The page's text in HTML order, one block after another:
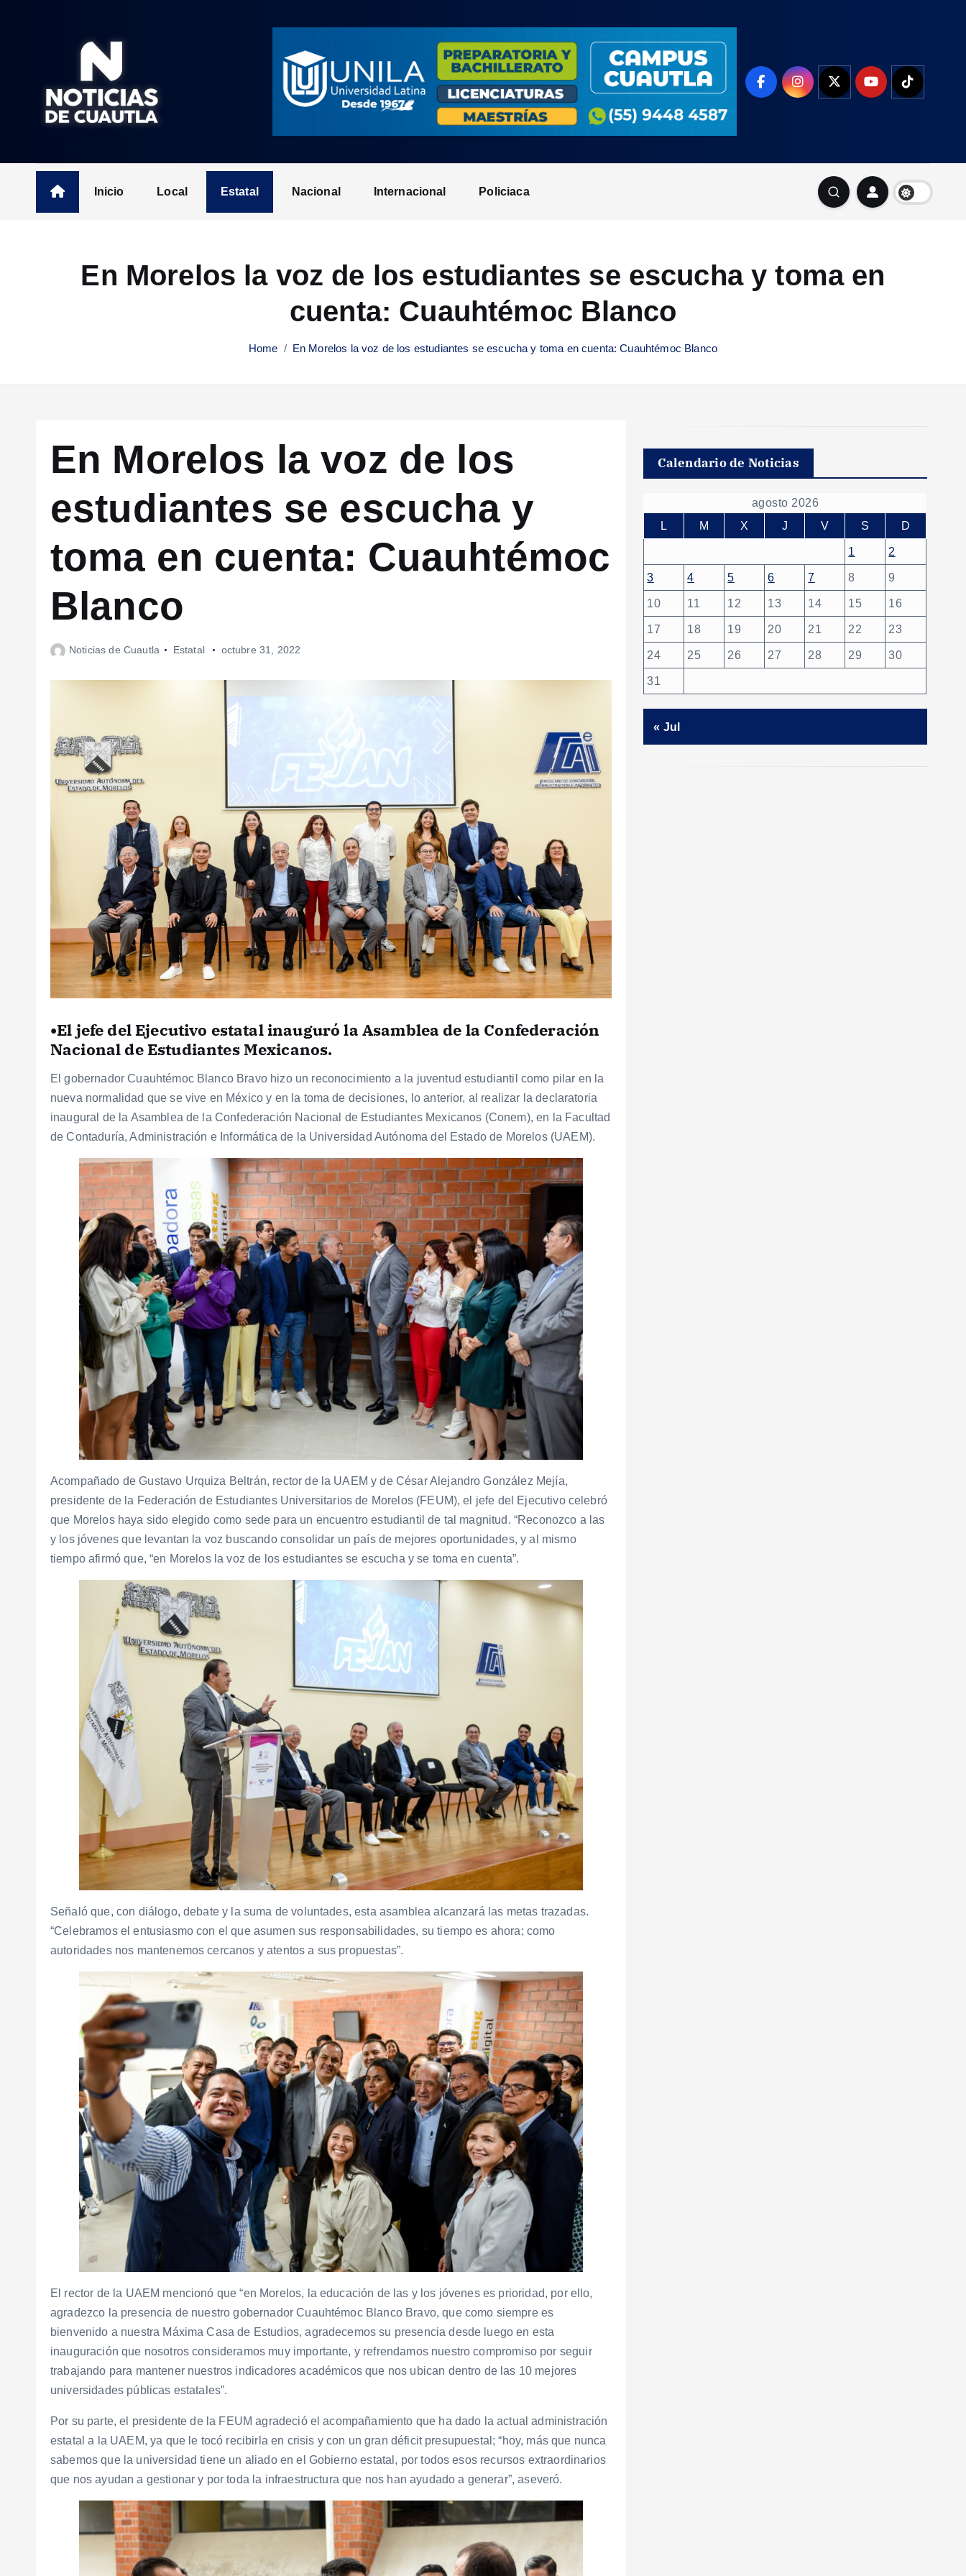
n
Inicio Local Estatal Nacional Internacional Policiaca
En Morelos la voz de los estudiantes se escucha y toma en
cuenta: Cuauhtémoc Blanco
Home En Morelos la voz de los estudiantes se escucha y toma en cuenta: Cuauhtémoc Blanco
En Morelos la voz de los
estudiantes se escucha y
toma en cuenta: Cuauhtémoc
Blanco
Noticias de Cuautla Estatal octubre 31, 2022
•El jefe del Ejecutivo estatal inauguró la Asamblea de la Confederación
Nacional de Estudiantes Mexicanos.
El gobernador Cuauhtémoc Blanco Bravo hizo un reconocimiento a la juventud estudiantil como pilar en la
nueva normalidad que se vive en México y en la toma de decisiones, lo anterior, al realizar la declaratoria
inaugural de la Asamblea de la Confederación Nacional de Estudiantes Mexicanos (Conem), en la Facultad
de Contaduría, Administración e Informática de la Universidad Autónoma del Estado de Morelos (UAEM).
Acompañado de Gustavo Urquiza Beltrán, rector de la UAEM y de César Alejandro González Mejía,
presidente de la Federación de Estudiantes Universitarios de Morelos (FEUM), el jefe del Ejecutivo celebró
que Morelos haya sido elegido como sede para un encuentro estudiantil de tal magnitud. “Reconozco a las
y los jóvenes que levantan la voz buscando consolidar un país de mejores oportunidades, y al mismo
tiempo afirmó que, “en Morelos la voz de los estudiantes se escucha y se toma en cuenta”.
Señaló que, con diálogo, debate y la suma de voluntades, esta asamblea alcanzará las metas trazadas.
“Celebramos el entusiasmo con el que asumen sus responsabilidades, su tiempo es ahora; como
autoridades nos mantenemos cercanos y atentos a sus propuestas”.
El rector de la UAEM mencionó que “en Morelos, la educación de las y los jóvenes es prioridad, por ello,
agradezco la presencia de nuestro gobernador Cuauhtémoc Blanco Bravo, que como siempre es
bienvenido a nuestra Máxima Casa de Estudios, agradecemos su presencia desde luego en esta
inauguración que nosotros consideramos muy importante, y refrendamos nuestro compromiso por seguir
trabajando para mantener nuestros indicadores académicos que nos ubican dentro de las 10 mejores
universidades públicas estatales”.
Por su parte, el presidente de la FEUM agradeció el acompañamiento que ha dado la actual administración
estatal a la UAEM, ya que le tocó recibirla en crisis y con un gran déficit presupuestal; “hoy, más que nunca
sabemos que la universidad tiene un aliado en el Gobierno estatal, por todos esos recursos extraordinarios
que nos ayudan a gestionar y por toda la infraestructura que nos han ayudado a generar”, aseveró.
Calendario de Noticias
agosto 2026
L
M X J V S D
1 2
3 4 5 6 7 8 9
10 11 12 13 14 15 16
17 18 19 20 21 22 23
24 25 26 27 28 29 30
31
« Jul